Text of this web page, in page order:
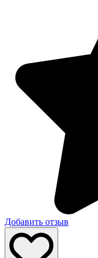
Добавить отзыв